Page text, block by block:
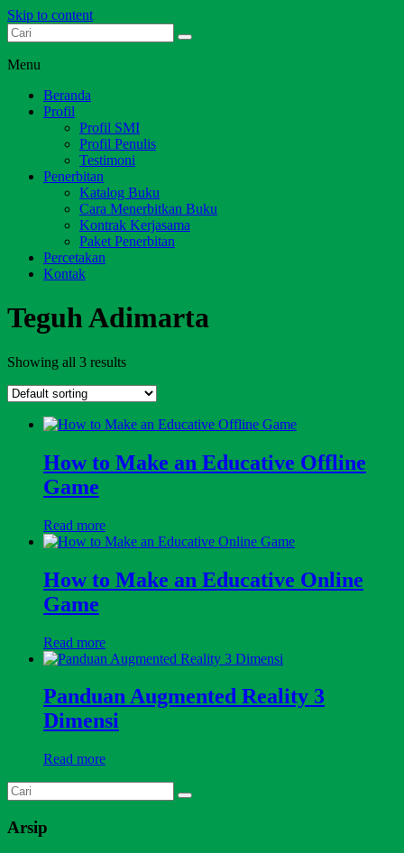
Skip to content
Dari Jambi untuk Indonesia
Menu
Beranda
Profil
Profil SMI
Profil Penulis
Testimoni
Penerbitan
Katalog Buku
Cara Menerbitkan Buku
Kontrak Kerjasama
Paket Penerbitan
Percetakan
Kontak
Teguh Adimarta
Showing all 3 results
How to Make an Educative Offline
Game
Read more
How to Make an Educative Online
Game
Read more
Panduan Augmented Reality 3
Dimensi
Read more
Arsip